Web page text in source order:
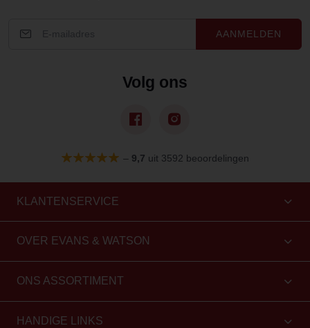
AANMELDEN
Volg ons
– 9,7 uit 3592 beoordelingen
KLANTENSERVICE
OVER EVANS & WATSON
ONS ASSORTIMENT
HANDIGE LINKS